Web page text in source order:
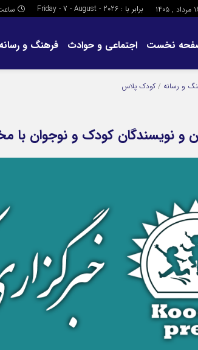
برابر با : Friday - 7 - August - 2026
نخست اجتماعی و حوادث فرهنگ و رسانه
و رسانه / کودک پلاس
و نویسندگان کودک و نوجوان با